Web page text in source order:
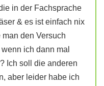
in der Fachsprache
& es ist einfach nix
den Versuch
ich dann mal
Ich soll die anderen
aber leider habe ich